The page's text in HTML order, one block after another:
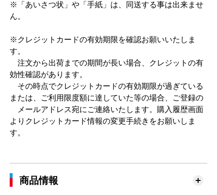
※「あいさつ状」や「手紙」は、同送する事は出来ませ
ん。
※クレジットカードの有効期限を確認お願いいたしま
す。
注文から出荷までの期間が長い場合、クレジットの有
効性確認があります。
その時点でクレジットカードの有効期限が過ぎている
または、ご利用限度額に達していた等の場合、ご登録の
メールアドレス宛にご連絡いたします。購入履歴画面
よりクレジットカード情報の変更手続きをお願いしま
す。
商品情報